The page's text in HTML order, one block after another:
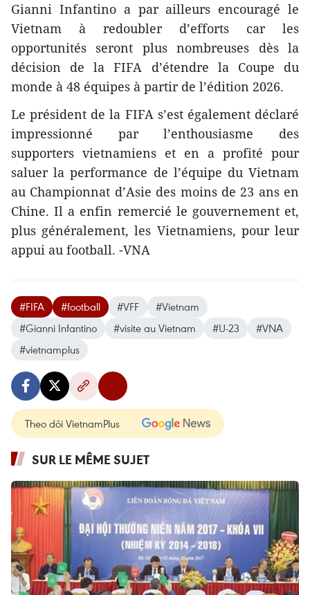
Gianni Infantino a par ailleurs encouragé le
Vietnam à redoubler d’efforts car les
opportunités seront plus nombreuses dès la
décision de la FIFA d’étendre la Coupe du
monde à 48 équipes à partir de l’édition 2026.
Le président de la FIFA s’est également déclaré
impressionné par l’enthousiasme des
supporters vietnamiens et en a profité pour
saluer la performance de l’équipe du Vietnam
au Championnat d’Asie des moins de 23 ans en
Chine. Il a enfin remercié le gouvernement et,
plus généralement, les Vietnamiens, pour leur
appui au football. -VNA
#FIFA #football #VFF
#Vietnam
#Gianni Infantino
#visite au Vietnam #U-23
#VNA
#vietnamplus
Theo dõi VietnamPlus
SUR LE MÊME SUJET